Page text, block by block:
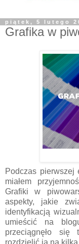
piątek, 5 lutego
Grafika w
Podczas
miałem
Grafiki w
aspekty, jakie
identyfikacją
umieścić na
przeciągnęło się